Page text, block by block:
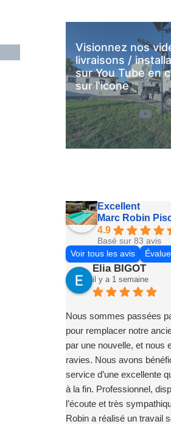
Visionnez nos
livraisons /
sur You Tube en
sur l'icone
YouTube
Excellent
Marc Robin
4.9
Basé sur 83 avis
Voir tous les avis
Elia BIGOT
il y a 1 semaine
Nous sommes passées
pour remplacer notre
par une nouvelle, et nous
ravies. Nous avons
service d’une excellente
à la fin. Professionnel,
l’écoute et très
Robin a réalisé un travail